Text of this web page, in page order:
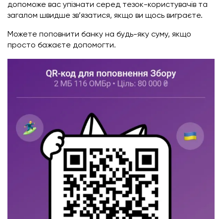
допоможе вас упізнати серед тезок-користувачів та
загалом швидше зв’язатися, якщо ви щось виграєте.
Можете поповнити банку на будь-яку суму, якщо
просто бажаєте допомогти.